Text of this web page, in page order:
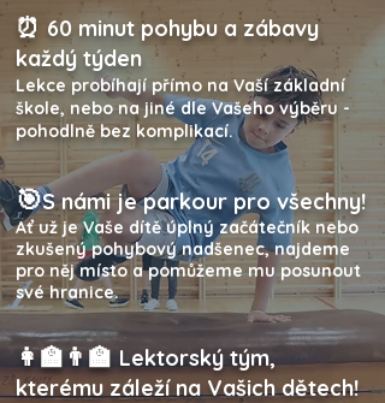
⏰ 60 minut pohybu a zábavy
každý týden
Lekce probíhají přímo na Vaší základní
škole, nebo na jiné dle Vašeho výběru -
pohodlně bez komplikací.
🎯S námi je parkour pro všechny!
Ať už je Vaše dítě úplný začátečník nebo
zkušený pohybový nadšenec, najdeme
pro něj místo a pomůžeme mu posunout
své hranice.
👩‍🏫👨‍🏫Lektorský tým,
kterému záleží na Vašich dětech!